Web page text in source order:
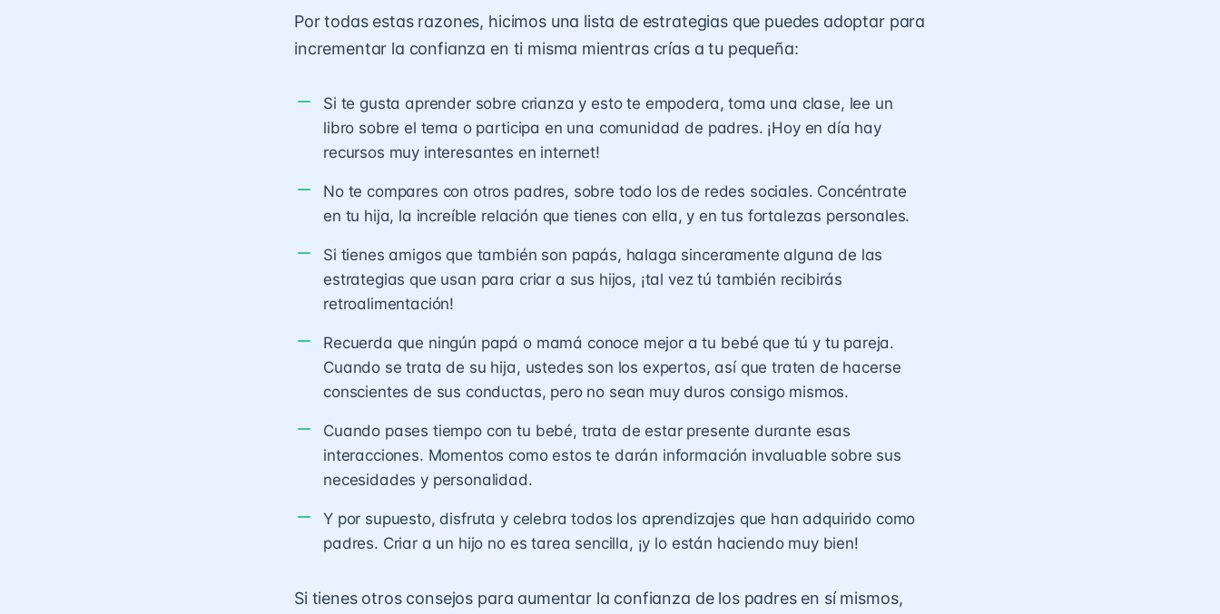
Por todas estas razones, hicimos una lista de estrategias que puedes adoptar para
incrementar la confianza en ti misma mientras crías a tu pequeña:
Si te gusta aprender sobre crianza y esto te empodera, toma una clase, lee un
libro sobre el tema o participa en una comunidad de padres. ¡Hoy en día hay
recursos muy interesantes en internet!
No te compares con otros padres, sobre todo los de redes sociales. Concéntrate
en tu hija, la increíble relación que tienes con ella, y en tus fortalezas personales.
Si tienes amigos que también son papás, halaga sinceramente alguna de las
estrategias que usan para criar a sus hijos, ¡tal vez tú también recibirás
retroalimentación!
Recuerda que ningún papá o mamá conoce mejor a tu bebé que tú y tu pareja.
Cuando se trata de su hija, ustedes son los expertos, así que traten de hacerse
conscientes de sus conductas, pero no sean muy duros consigo mismos.
Cuando pases tiempo con tu bebé, trata de estar presente durante esas
interacciones. Momentos como estos te darán información invaluable sobre sus
necesidades y personalidad.
Y por supuesto, disfruta y celebra todos los aprendizajes que han adquirido como
padres. Criar a un hijo no es tarea sencilla, ¡y lo están haciendo muy bien!
Si tienes otros consejos para aumentar la confianza de los padres en sí mismos,